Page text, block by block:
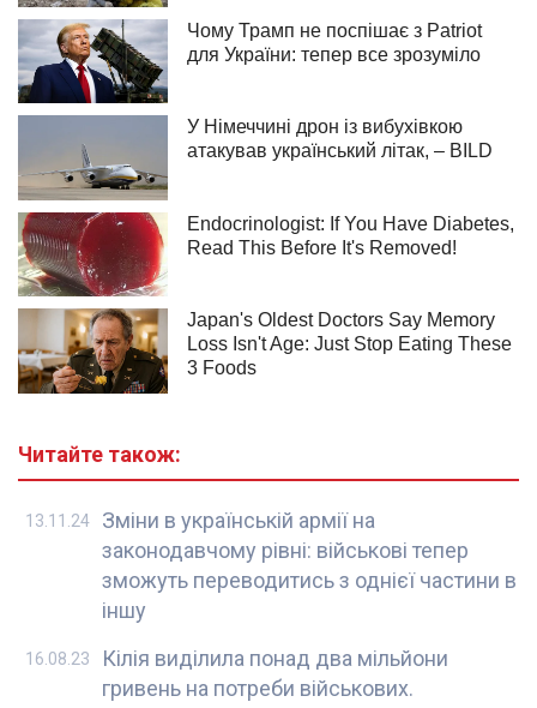
Читайте також:
Зміни в українській армії на
законодавчому рівні: військові тепер
зможуть переводитись з однієї частини в
іншу
13.11.24
Кілія виділила понад два мільйони
гривень на потреби військових.
16.08.23